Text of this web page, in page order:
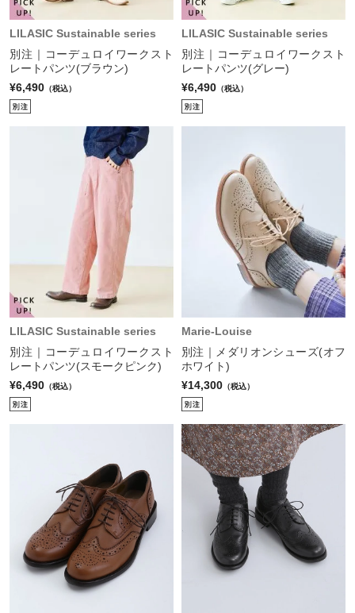
LILASIC Sustainable series
別注｜コーデュロイワークスト
レートパンツ(ブラウン)
¥6,490 （税込）
LILASIC Sustainable series
別注｜コーデュロイワークスト
レートパンツ(グレー)
¥6,490 （税込）
LILASIC Sustainable series
別注｜コーデュロイワークスト
レートパンツ(スモークピンク)
¥6,490 （税込）
Marie-Louise
別注｜メダリオンシューズ(オフ
ホワイト)
¥14,300 （税込）